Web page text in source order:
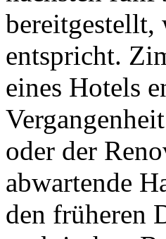
bereitgestellt,
entspricht.
eines Hotels
oder der
abwartende
den früheren